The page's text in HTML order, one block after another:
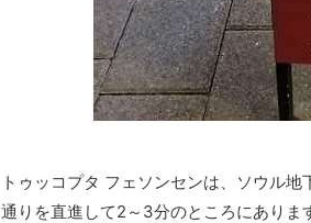
トゥッコプタ フェソンセンは、ソウル地
通りを直進して2～3分のところにありま